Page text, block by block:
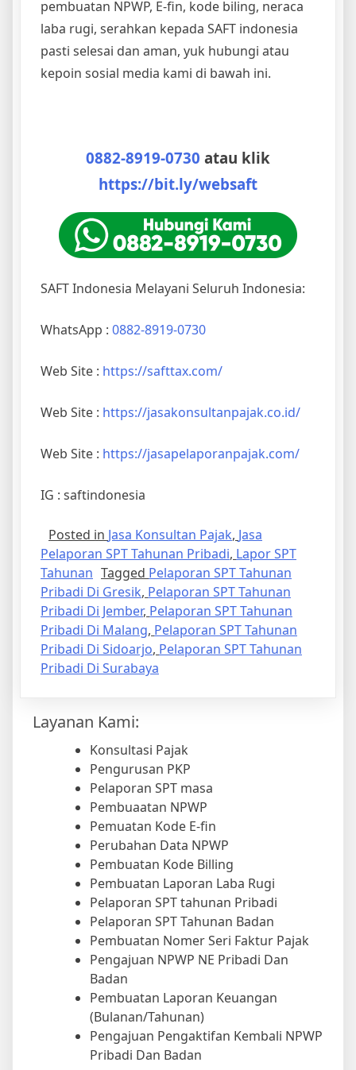
pembuatan NPWP, E-fin, kode biling, neraca
laba rugi, serahkan kepada SAFT indonesia
pasti selesai dan aman, yuk hubungi atau
kepoin sosial media kami di bawah ini.
0882-8919-0730 atau klik
https://bit.ly/websaft
SAFT Indonesia Melayani Seluruh Indonesia:
WhatsApp : 0882-8919-0730
Web Site : https://safttax.com/
Web Site : https://jasakonsultanpajak.co.id/
Web Site : https://jasapelaporanpajak.com/
IG : saftindonesia
Posted in Jasa Konsultan Pajak, Jasa
Pelaporan SPT Tahunan Pribadi, Lapor SPT
Tahunan Tagged Pelaporan SPT Tahunan
Pribadi Di Gresik, Pelaporan SPT Tahunan
Pribadi Di Jember, Pelaporan SPT Tahunan
Pribadi Di Malang, Pelaporan SPT Tahunan
Pribadi Di Sidoarjo, Pelaporan SPT Tahunan
Pribadi Di Surabaya
Layanan Kami:
Konsultasi Pajak
Pengurusan PKP
Pelaporan SPT masa
Pembuaatan NPWP
Pemuatan Kode E-fin
Perubahan Data NPWP
Pembuatan Kode Billing
Pembuatan Laporan Laba Rugi
Pelaporan SPT tahunan Pribadi
Pelaporan SPT Tahunan Badan
Pembuatan Nomer Seri Faktur Pajak
Pengajuan NPWP NE Pribadi Dan
Badan
Pembuatan Laporan Keuangan
(Bulanan/Tahunan)
Pengajuan Pengaktifan Kembali NPWP
Pribadi Dan Badan